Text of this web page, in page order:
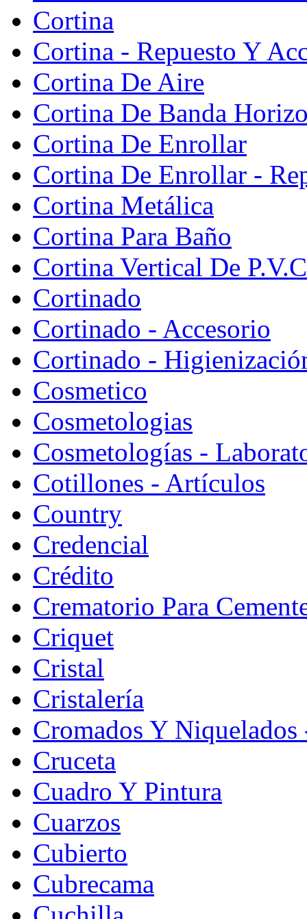
Cortina
Cortina - Repuesto Y
Cortina De Aire
Cortina De Banda
Cortina De Enrollar
Cortina De Enrollar -
Cortina Metálica
Cortina Para Baño
Cortina Vertical De P.V.C
Cortinado
Cortinado - Accesorio
Cortinado -
Cosmetico
Cosmetologias
Cosmetologías -
Cotillones - Artículos
Country
Credencial
Crédito
Crematorio Para
Criquet
Cristal
Cristalería
Cromados Y Niquelados
Cruceta
Cuadro Y Pintura
Cuarzos
Cubierto
Cubrecama